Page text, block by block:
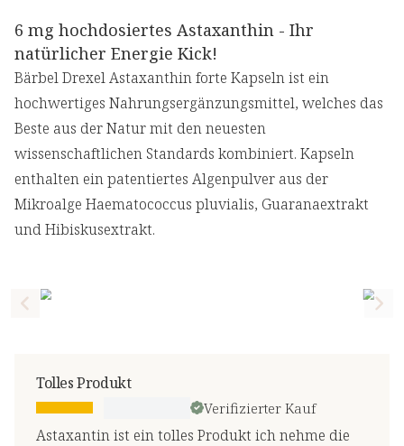
6 mg hochdosiertes Astaxanthin - Ihr
natürlicher Energie Kick!
Bärbel Drexel Astaxanthin forte Kapseln ist ein
hochwertiges Nahrungsergänzungsmittel, welches das
Beste aus der Natur mit den neuesten
wissenschaftlichen Standards kombiniert. Kapseln
enthalten ein patentiertes Algenpulver aus der
Mikroalge Haematococcus pluvialis, Guaranaextrakt
und Hibiskusextrakt.
Previous slide
Tolles Produkt
Verifizierter Kauf
Astaxantin ist ein tolles Produkt ich nehme die